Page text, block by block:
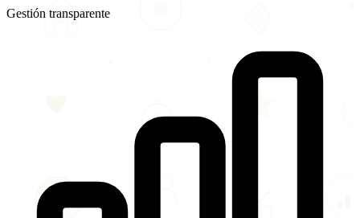
Gestión transparente